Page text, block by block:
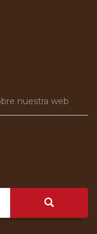
nuestra web